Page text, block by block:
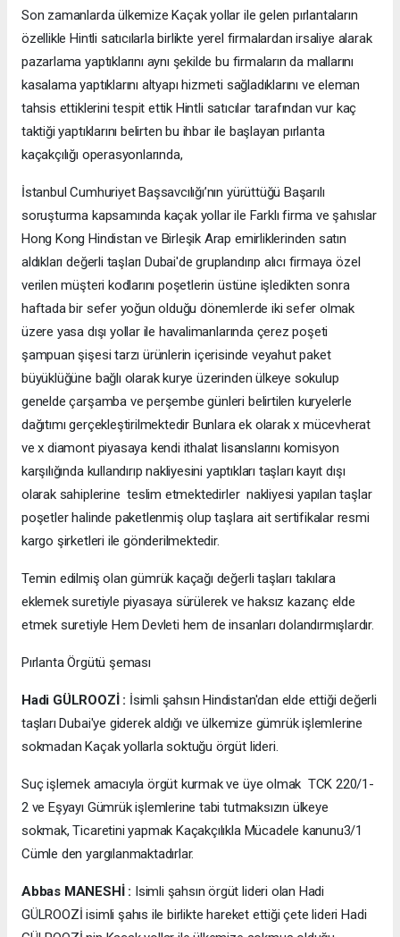
Son zamanlarda ülkemize Kaçak yollar ile gelen pırlantaların
özellikle Hintli satıcılarla birlikte yerel firmalardan irsaliye alarak
pazarlama yaptıklarını aynı şekilde bu firmaların da mallarını
kasalama yaptıklarını altyapı hizmeti sağladıklarını ve eleman
tahsis ettiklerini tespit ettik Hintli satıcılar tarafından vur kaç
taktiği yaptıklarını belirten bu ihbar ile başlayan pırlanta
kaçakçılığı operasyonlarında,
İstanbul Cumhuriyet Başsavcılığı’nın yürüttüğü Başarılı
soruşturma kapsamında kaçak yollar ile Farklı firma ve şahıslar
Hong Kong Hindistan ve Birleşik Arap emirliklerinden satın
aldıkları değerli taşları Dubai'de gruplandırıp alıcı firmaya özel
verilen müşteri kodlarını poşetlerin üstüne işledikten sonra
haftada bir sefer yoğun olduğu dönemlerde iki sefer olmak
üzere yasa dışı yollar ile havalimanlarında çerez poşeti
şampuan şişesi tarzı ürünlerin içerisinde veyahut paket
büyüklüğüne bağlı olarak kurye üzerinden ülkeye sokulup
genelde çarşamba ve perşembe günleri belirtilen kuryelerle
dağıtımı gerçekleştirilmektedir Bunlara ek olarak x mücevherat
ve x diamont piyasaya kendi ithalat lisanslarını komisyon
karşılığında kullandırıp nakliyesini yaptıkları taşları kayıt dışı
olarak sahiplerine teslim etmektedirler nakliyesi yapılan taşlar
poşetler halinde paketlenmiş olup taşlara ait sertifikalar resmi
kargo şirketleri ile gönderilmektedir.
Temin edilmiş olan gümrük kaçağı değerli taşları takılara
eklemek suretiyle piyasaya sürülerek ve haksız kazanç elde
etmek suretiyle Hem Devleti hem de insanları dolandırmışlardır.
Pırlanta Örgütü şeması
Hadi GÜLROOZİ : İsimli şahsın Hindistan'dan elde ettiği değerli
taşları Dubai'ye giderek aldığı ve ülkemize gümrük işlemlerine
sokmadan Kaçak yollarla soktuğu örgüt lideri.
Suç işlemek amacıyla örgüt kurmak ve üye olmak TCK 220/1-
2 ve Eşyayı Gümrük işlemlerine tabi tutmaksızın ülkeye
sokmak, Ticaretini yapmak Kaçakçılıkla Mücadele kanunu3/1
Cümle den yargılanmaktadırlar.
Abbas MANESHİ : Isimli şahsın örgüt lideri olan Hadi
GÜLROOZİ isimli şahıs ile birlikte hareket ettiği çete lideri Hadi